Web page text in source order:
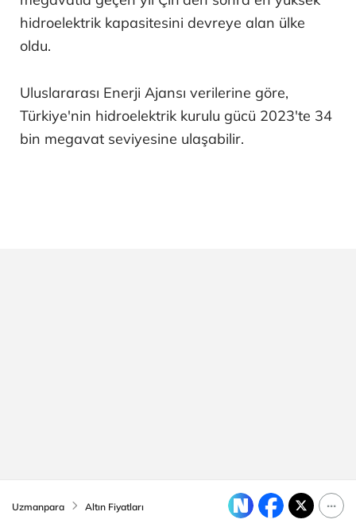
hidroelektrik kapasitesini devreye alan ülke
oldu.
Uluslararası Enerji Ajansı verilerine göre,
Türkiye'nin hidroelektrik kurulu gücü 2023'te 34
bin megavat seviyesine ulaşabilir.
Uzmanpara Altın Fiyatları